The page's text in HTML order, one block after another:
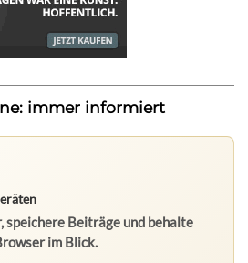
immer informiert
speichere Beiträge und behalte
im Blick.